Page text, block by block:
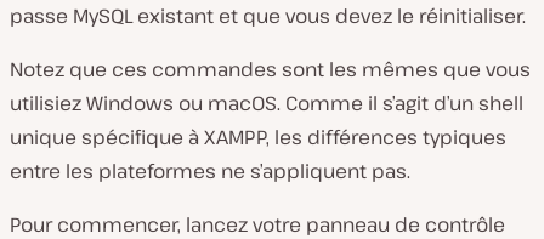
passe MySQL existant et que vous devez le réinitialiser.
Notez que ces commandes sont les mêmes que vous
utilisiez Windows ou macOS. Comme il s’agit d’un shell
unique spécifique à XAMPP, les différences typiques
entre les plateformes ne s’appliquent pas.
Pour commencer, lancez votre panneau de contrôle